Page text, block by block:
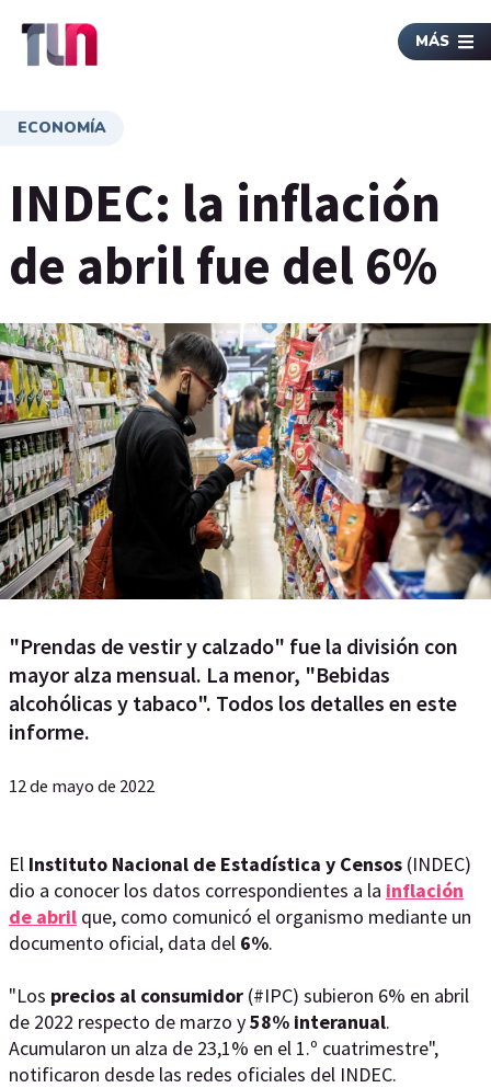
MÁS
ECONOMÍA
INDEC: la inflación
de abril fue del 6%
"Prendas de vestir y calzado" fue la división con
mayor alza mensual. La menor, "Bebidas
alcohólicas y tabaco". Todos los detalles en este
informe.
12 de mayo de 2022
El Instituto Nacional de Estadística y Censos (INDEC)
dio a conocer los datos correspondientes a la inflación
de abril que, como comunicó el organismo mediante un
documento oficial, data del 6%.
"Los precios al consumidor (#IPC) subieron 6% en abril
de 2022 respecto de marzo y58% interanual.
Acumularon un alza de 23,1% en el 1.º cuatrimestre",
notificaron desde las redes oficiales del INDEC.